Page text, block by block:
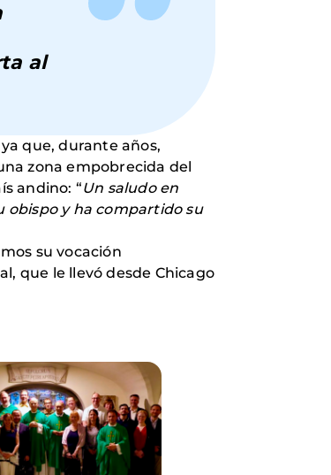
al
que, durante años,
zona empobrecida del
andino: “Un saludo en
obispo y ha compartido su
su vocación
que le llevó desde Chicago